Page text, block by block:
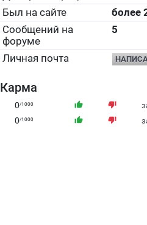
Был на сайте
более
Сообщений на
форуме
5
Личная почта
Карма
0/1000 thumb_up thumb_down
0/1000 thumb_up thumb_down